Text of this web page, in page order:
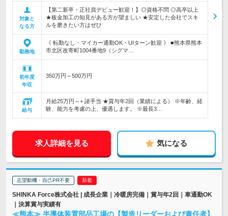
対象と
なる方
【第二新卒・正社員デビュー歓迎！】◎資格不問 ◎高卒以上
★板金加工の知見がある方が望ましい ★安定した会社でスキ
ルを磨きたい方はぜひ
勤務地
《 転勤なし・マイカー通勤OK・UIターン歓迎 》 ■熊本県熊本
市北区改寄町1004番地9（シグマ…
初年度
年収
350万円～500万円
給与
月給25万円～+ 諸手当 ★賞与年2回（業績による） ※年齢、経
験、能力を考慮の上、優遇します。 ※最長3…
求人詳細を見る 気になる
志望動機・自己PR不要
SHINKA Force株式会社 | 成長企業｜冷暖房完備｜賞与年2回｜車通勤OK
｜決算賞与実績有
≪熊本≫ 半導体装置部品工場の【製造リーダーおよび責任者】